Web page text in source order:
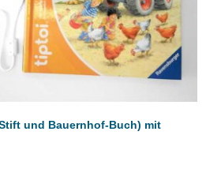
und Bauernhof-Buch) mit